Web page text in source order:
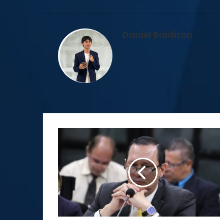
Daniel Baldizon
preventiva
contra
exmagistrado
Celso
Gamboa
mientras
avanza